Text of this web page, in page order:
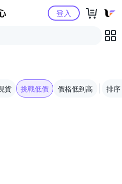
Yahoo購物中心登入
貨 挑戰低價 價格低到高 排序